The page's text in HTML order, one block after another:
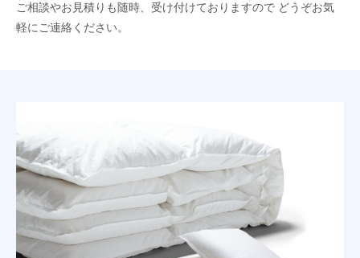
ご相談やお見積りも随時、受け付けておりますので どうぞお気
軽にご連絡ください。